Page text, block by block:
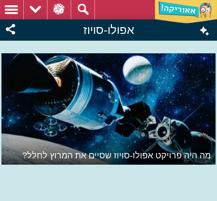
אפולו-סויוז
מה היה פרויקט אפולו-סויוז שסיים את המרוץ לחלל?